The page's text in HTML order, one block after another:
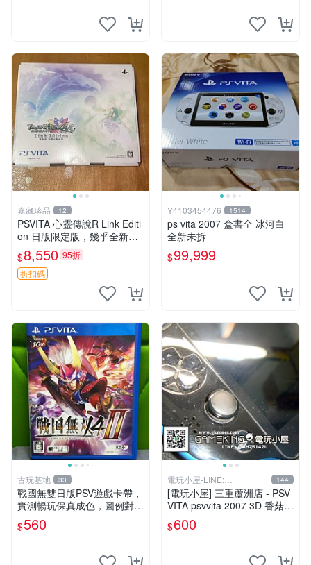
嘉藏珍品 12
PSVITA 心靈傳說R Link Editi
on 日版限定版，幾乎全新，
配件齊全，原裝包裝盒，說明
書，底座，掛件，布袋，卡都
在，游戲光盤已拆封但保存
$8,550 95折
折扣碼
Y4103454476 1514
ps vita 2007 盒書全 冰河白
全新未拆
$99,999
古玩基地 33
戰國無雙日版PSV遊戲卡帶，
實測暢玩保真成色，圖例對應
確保收貨，售出概不退換 戰
國無雙 PSV 日版 游戲 卡帶
$560
電玩小屋-LINE:
@AHZ5142U
144
[電玩小屋] 三重蘆洲店 - PSV
VITA psvvita 2007 3D 香菇
方向 類比 故障 [維修]
$600